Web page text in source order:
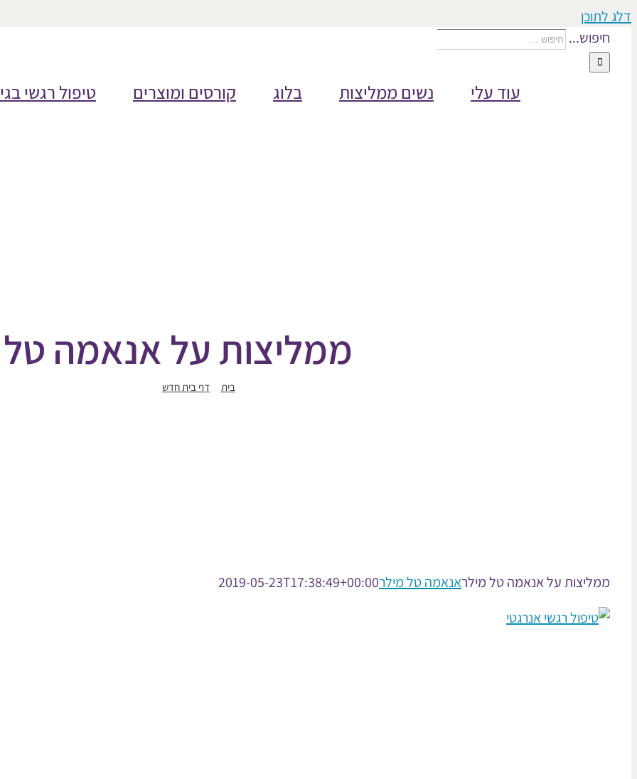
דלג לתוכן
חיפוש...
טיפול רגשי קורסים ומוצרים בלוג נשים ממליצות עוד עלי
ממליצות על אנאמה
בית דף בית חדש
ממליצות על אנאמה טל מילראנאמה טל מילר2019-05-23T17:38:49+00:00